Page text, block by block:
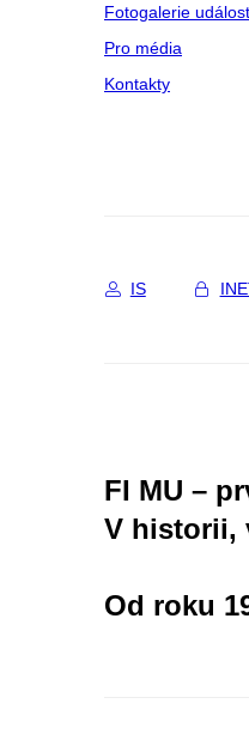
Fotogalerie
Pro média
Kontakty
IS
FI MU –
V historii,
Od roku